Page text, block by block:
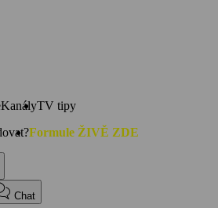
KanályTV tipy
Formule ŽIVĚ ZDE
Chat